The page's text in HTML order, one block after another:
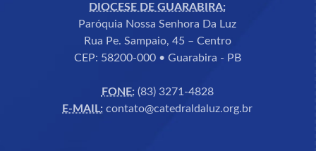
DIOCESE DE GUARABIRA:
Paróquia Nossa Senhora Da Luz
Rua Pe. Sampaio, 45 – Centro
CEP: 58200-000 • Guarabira - PB
FONE:(83) 3271-4828
E-MAIL: contato@catedraldaluz.org.br